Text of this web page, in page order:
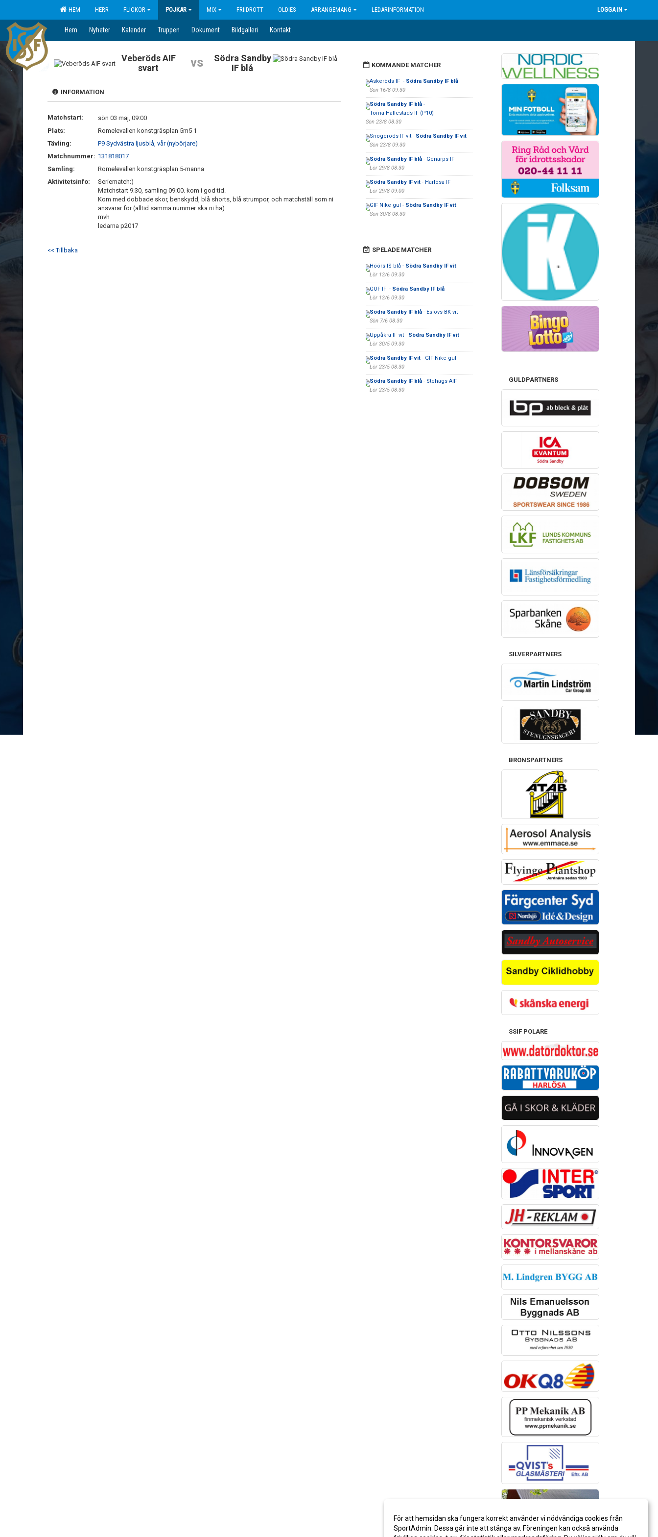
HEM HERR FLICKOR POJKAR MIX FRIIDROTT OLDIES ARRANGEMANG LEDARINFORMATION LOGGA IN
Hem Nyheter Kalender Truppen Dokument Bildgalleri Kontakt
Veberöds AIF
svart
vs
Södra Sandby
IF blå
INFORMATION
Matchstart:
sön 03 maj, 09:00
Plats:
Romelevallen konstgräsplan 5m5 1
Tävling:
P9 Sydvästra ljusblå, vår (nybörjare)
Matchnummer: 131818017
Samling:
Romelevallen konstgräsplan 5-manna
Aktivitetsinfo:
Seriematch:)
Matchstart 9:30, samling 09:00. kom i god tid.
Kom med dobbade skor, benskydd, blå shorts, blå strumpor, och matchställ som ni
ansvarar för (alltid samma nummer ska ni ha)
mvh
ledarna p2017
<< Tillbaka
KOMMANDE MATCHER
Askeröds IF - Södra Sandby IF blå
Sön 16/8 09:30
Södra Sandby IF blå-
Torna Hällestads IF (P10)
Sön 23/8 08:30
Snogeröds IF vit - Södra Sandby IF vit
Sön 23/8 09:30
Södra Sandby IF blå- Genarps IF
Lör 29/8 08:30
Södra Sandby IF vit- Harlösa IF
Lör 29/8 09:00
GIF Nike gul - Södra Sandby IF vit
Sön 30/8 08:30
SPELADE MATCHER
Höörs IS blå - Södra Sandby IF vit
Lör 13/6 09:30
GOF IF - Södra Sandby IF blå
Lör 13/6 09:30
Södra Sandby IF blå- Eslövs BK vit
Sön 7/6 08:30
Uppåkra IF vit - Södra Sandby IF vit
Lör 30/5 09:30
Södra Sandby IF vit- GIF Nike gul
Lör 23/5 08:30
Södra Sandby IF blå- Stehags AIF
Lör 23/5 08:30
GULDPARTNERS
SILVERPARTNERS
BRONSPARTNERS
SSIF POLARE
För att hemsidan ska fungera korrekt använder vi nödvändiga cookies från
SportAdmin. Dessa går inte att stänga av. Föreningen kan också använda